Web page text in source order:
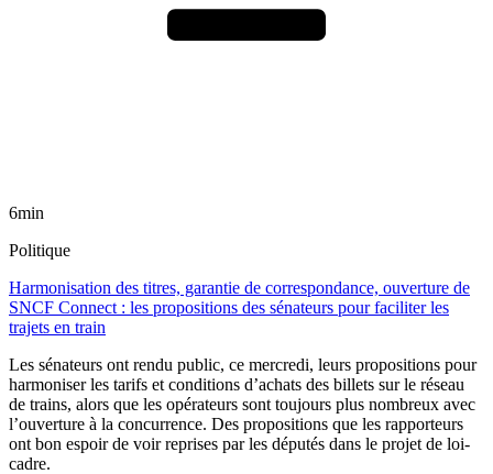
6min
Politique
Harmonisation des titres, garantie de correspondance, ouverture de
SNCF Connect : les propositions des sénateurs pour faciliter les
trajets en train
Les sénateurs ont rendu public, ce mercredi, leurs propositions pour
harmoniser les tarifs et conditions d’achats des billets sur le réseau
de trains, alors que les opérateurs sont toujours plus nombreux avec
l’ouverture à la concurrence. Des propositions que les rapporteurs
ont bon espoir de voir reprises par les députés dans le projet de loi-
cadre.